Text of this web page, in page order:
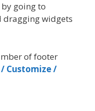
going to
dragging widgets
of footer
Customize /